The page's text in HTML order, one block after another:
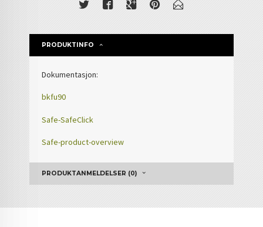
PRODUKTINFO
Dokumentasjon:
bkfu90
Safe-SafeClick
Safe-product-overview
PRODUKTANMELDELSER (0)